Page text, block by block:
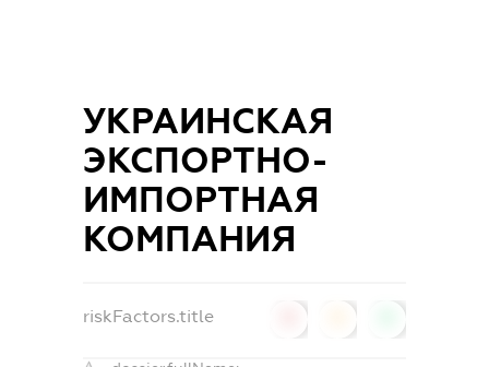
УКРАИНСКАЯ
ЭКСПОРТНО-
ИМПОРТНАЯ
КОМПАНИЯ
riskFactors.title